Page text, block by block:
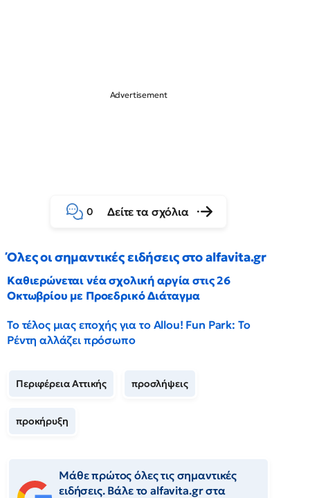
0 Δείτε τα σχόλια
Όλες οι σημαντικές ειδήσεις στο alfavita.gr
Καθιερώνεται νέα σχολική αργία στις 26
Οκτωβρίου με Προεδρικό Διάταγμα
Το τέλος μιας εποχής για το Allou! Fun Park: Το
Ρέντη αλλάζει πρόσωπο
Περιφέρεια Αττικής προσλήψεις
προκήρυξη
Μάθε πρώτος όλες τις σημαντικές
ειδήσεις. Βάλε το alfavita.gr στα